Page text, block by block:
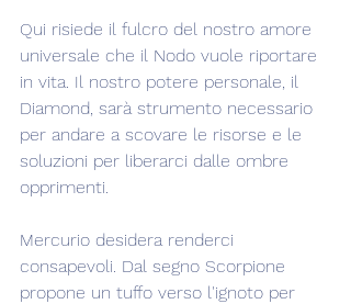
Qui risiede il fulcro del nostro amore
universale che il Nodo vuole riportare
in vita. Il nostro potere personale, il
Diamond, sarà strumento necessario
per andare a scovare le risorse e le
soluzioni per liberarci dalle ombre
opprimenti.
Mercurio desidera renderci
consapevoli. Dal segno Scorpione
propone un tuffo verso l'ignoto per